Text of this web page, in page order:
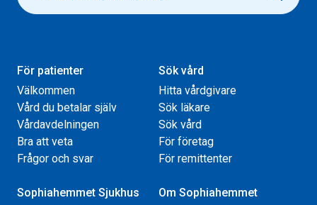
För patienter
Välkommen
Vård du betalar själv
Vårdavdelningen
Bra att veta
Frågor och svar
Sök vård
Hitta vårdgivare
Sök läkare
Sök vård
För företag
För remittenter
Sophiahemmet Sjukhus
Om Sophiahemmet